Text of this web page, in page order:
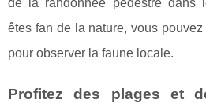
de la randonnée pédestre dans
êtes fan de la nature, vous
pour observer la faune locale.
Profitez des plages et